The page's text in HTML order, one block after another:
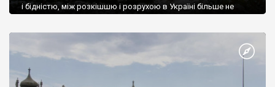
і бідністю, між розкішшю і розрухою в Україні більше не